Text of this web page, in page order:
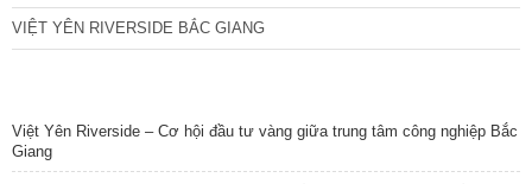
VIỆT YÊN RIVERSIDE BẮC GIANG
Việt Yên Riverside – Cơ hội đầu tư vàng giữa trung tâm công nghiệp Bắc
Giang